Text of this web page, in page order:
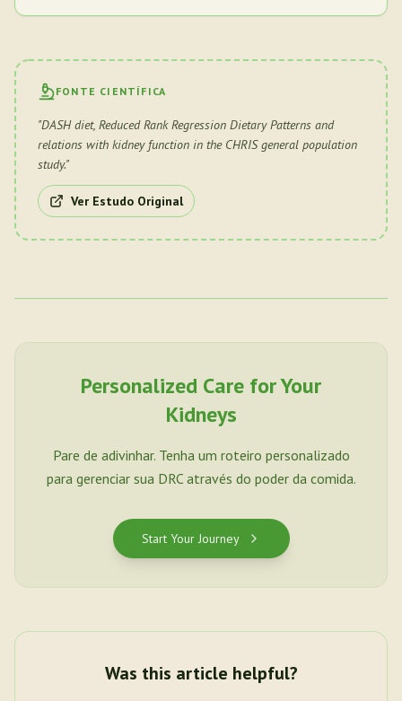
FONTE CIENTÍFICA
"DASH diet, Reduced Rank Regression Dietary Patterns and
relations with kidney function in the CHRIS general population
study."
Ver Estudo Original
Personalized Care for Your
Kidneys
Pare de adivinhar. Tenha um roteiro personalizado
para gerenciar sua DRC através do poder da comida.
Start Your Journey
Was this article helpful?